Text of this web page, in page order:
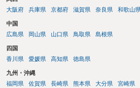
大阪府
兵庫県 京都府 滋賀県 奈良県 和歌山
中国
広島県
岡山県 山口県 鳥取県 島根県
四国
香川県
愛媛県 高知県 徳島県
九州・沖縄
福岡県
佐賀県 長崎県 熊本県 大分県 宮崎県